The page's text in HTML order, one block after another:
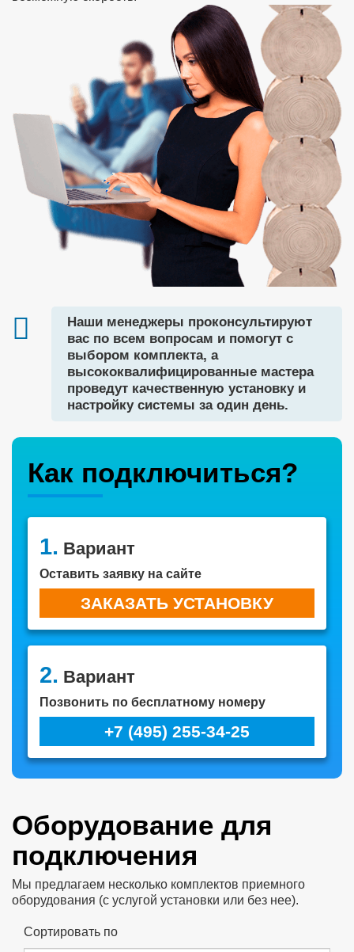
Наши менеджеры проконсультируют
вас по всем вопросам и помогут с
выбором комплекта, а
высококвалифицированные мастера
проведут качественную установку и
настройку системы за один день.
Как подключиться?
1. Вариант
Оставить заявку на сайте
ЗАКАЗАТЬ УСТАНОВКУ
2. Вариант
Позвонить по бесплатному номеру
+7 (495) 255-34-25
Оборудование для
подключения
Мы предлагаем несколько комплектов приемного
оборудования (с услугой установки или без нее).
Сортировать по